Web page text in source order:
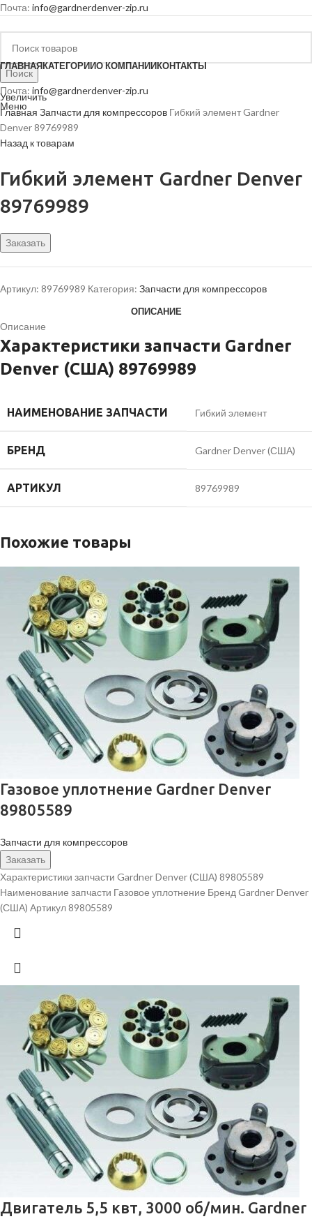
Почта: info@gardnerdenver-zip.ru
Поиск
Почта: info@gardnerdenver-zip.ru
Меню
ГЛАВНАЯКАТЕГОРИИО КОМПАНИИКОНТАКТЫ
Увеличить
Главная Запчасти для компрессоров Гибкий элемент Gardner
Denver 89769989
Назад к товарам
Гибкий элемент Gardner Denver
89769989
Заказать
Артикул: 89769989 Категория: Запчасти для компрессоров
ОПИСАНИЕ
Описание
Характеристики запчасти Gardner
Denver (США) 89769989
НАИМЕНОВАНИЕ ЗАПЧАСТИ Гибкий элемент
БРЕНД Gardner Denver (США)
АРТИКУЛ 89769989
Похожие товары
Газовое уплотнение Gardner Denver
89805589
Запчасти для компрессоров
Заказать
Характеристики запчасти Gardner Denver (США) 89805589
Наименование запчасти Газовое уплотнение Бренд Gardner Denver
(США) Артикул 89805589
Двигатель 5,5 квт, 3000 об/мин. Gardner